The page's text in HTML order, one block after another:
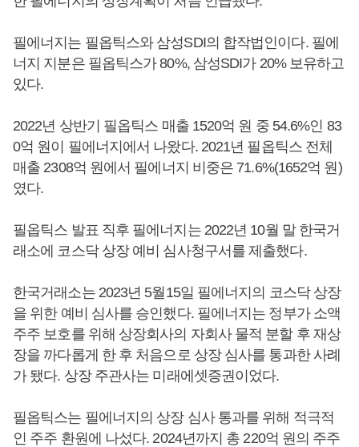
필에너지는 필옵틱스와 삼성SDI의 합작법인이다. 필에
너지 지분은 필옵틱스가 80%, 삼성SDI가 20% 보유하고
있다.
2022년 상반기 필옵틱스 매출 1520억 원 중 54.6%인 83
0억 원이 필에너지에서 나왔다. 2021년 필옵틱스 전체
매출 2308억 원에서 필에너지 비중은 71.6%(1652억 원)
였다.
필옵틱스 발표 직후 필에너지는 2022년 10월 말 한국거
래소에 코스닥 상장 예비 심사청구서를 제출했다.
한국거래소는 2023년 5월15일 필에너지의 코스닥 상장
을 위한 예비 심사를 승인했다. 필에너지는 정부가 소액
주주 보호를 위해 상장회사의 자회사 물적 분할 후 재상
장을 까다롭게 한 후 처음으로 상장 심사를 통과한 사례
가 됐다. 상장 주관사는 미래에셋증권이었다.
필옵틱스는 필에너지의 상장 심사 통과를 위해 적극적
인 주주 환원에 나섰다. 2024년까지 총 220억 원의 주주